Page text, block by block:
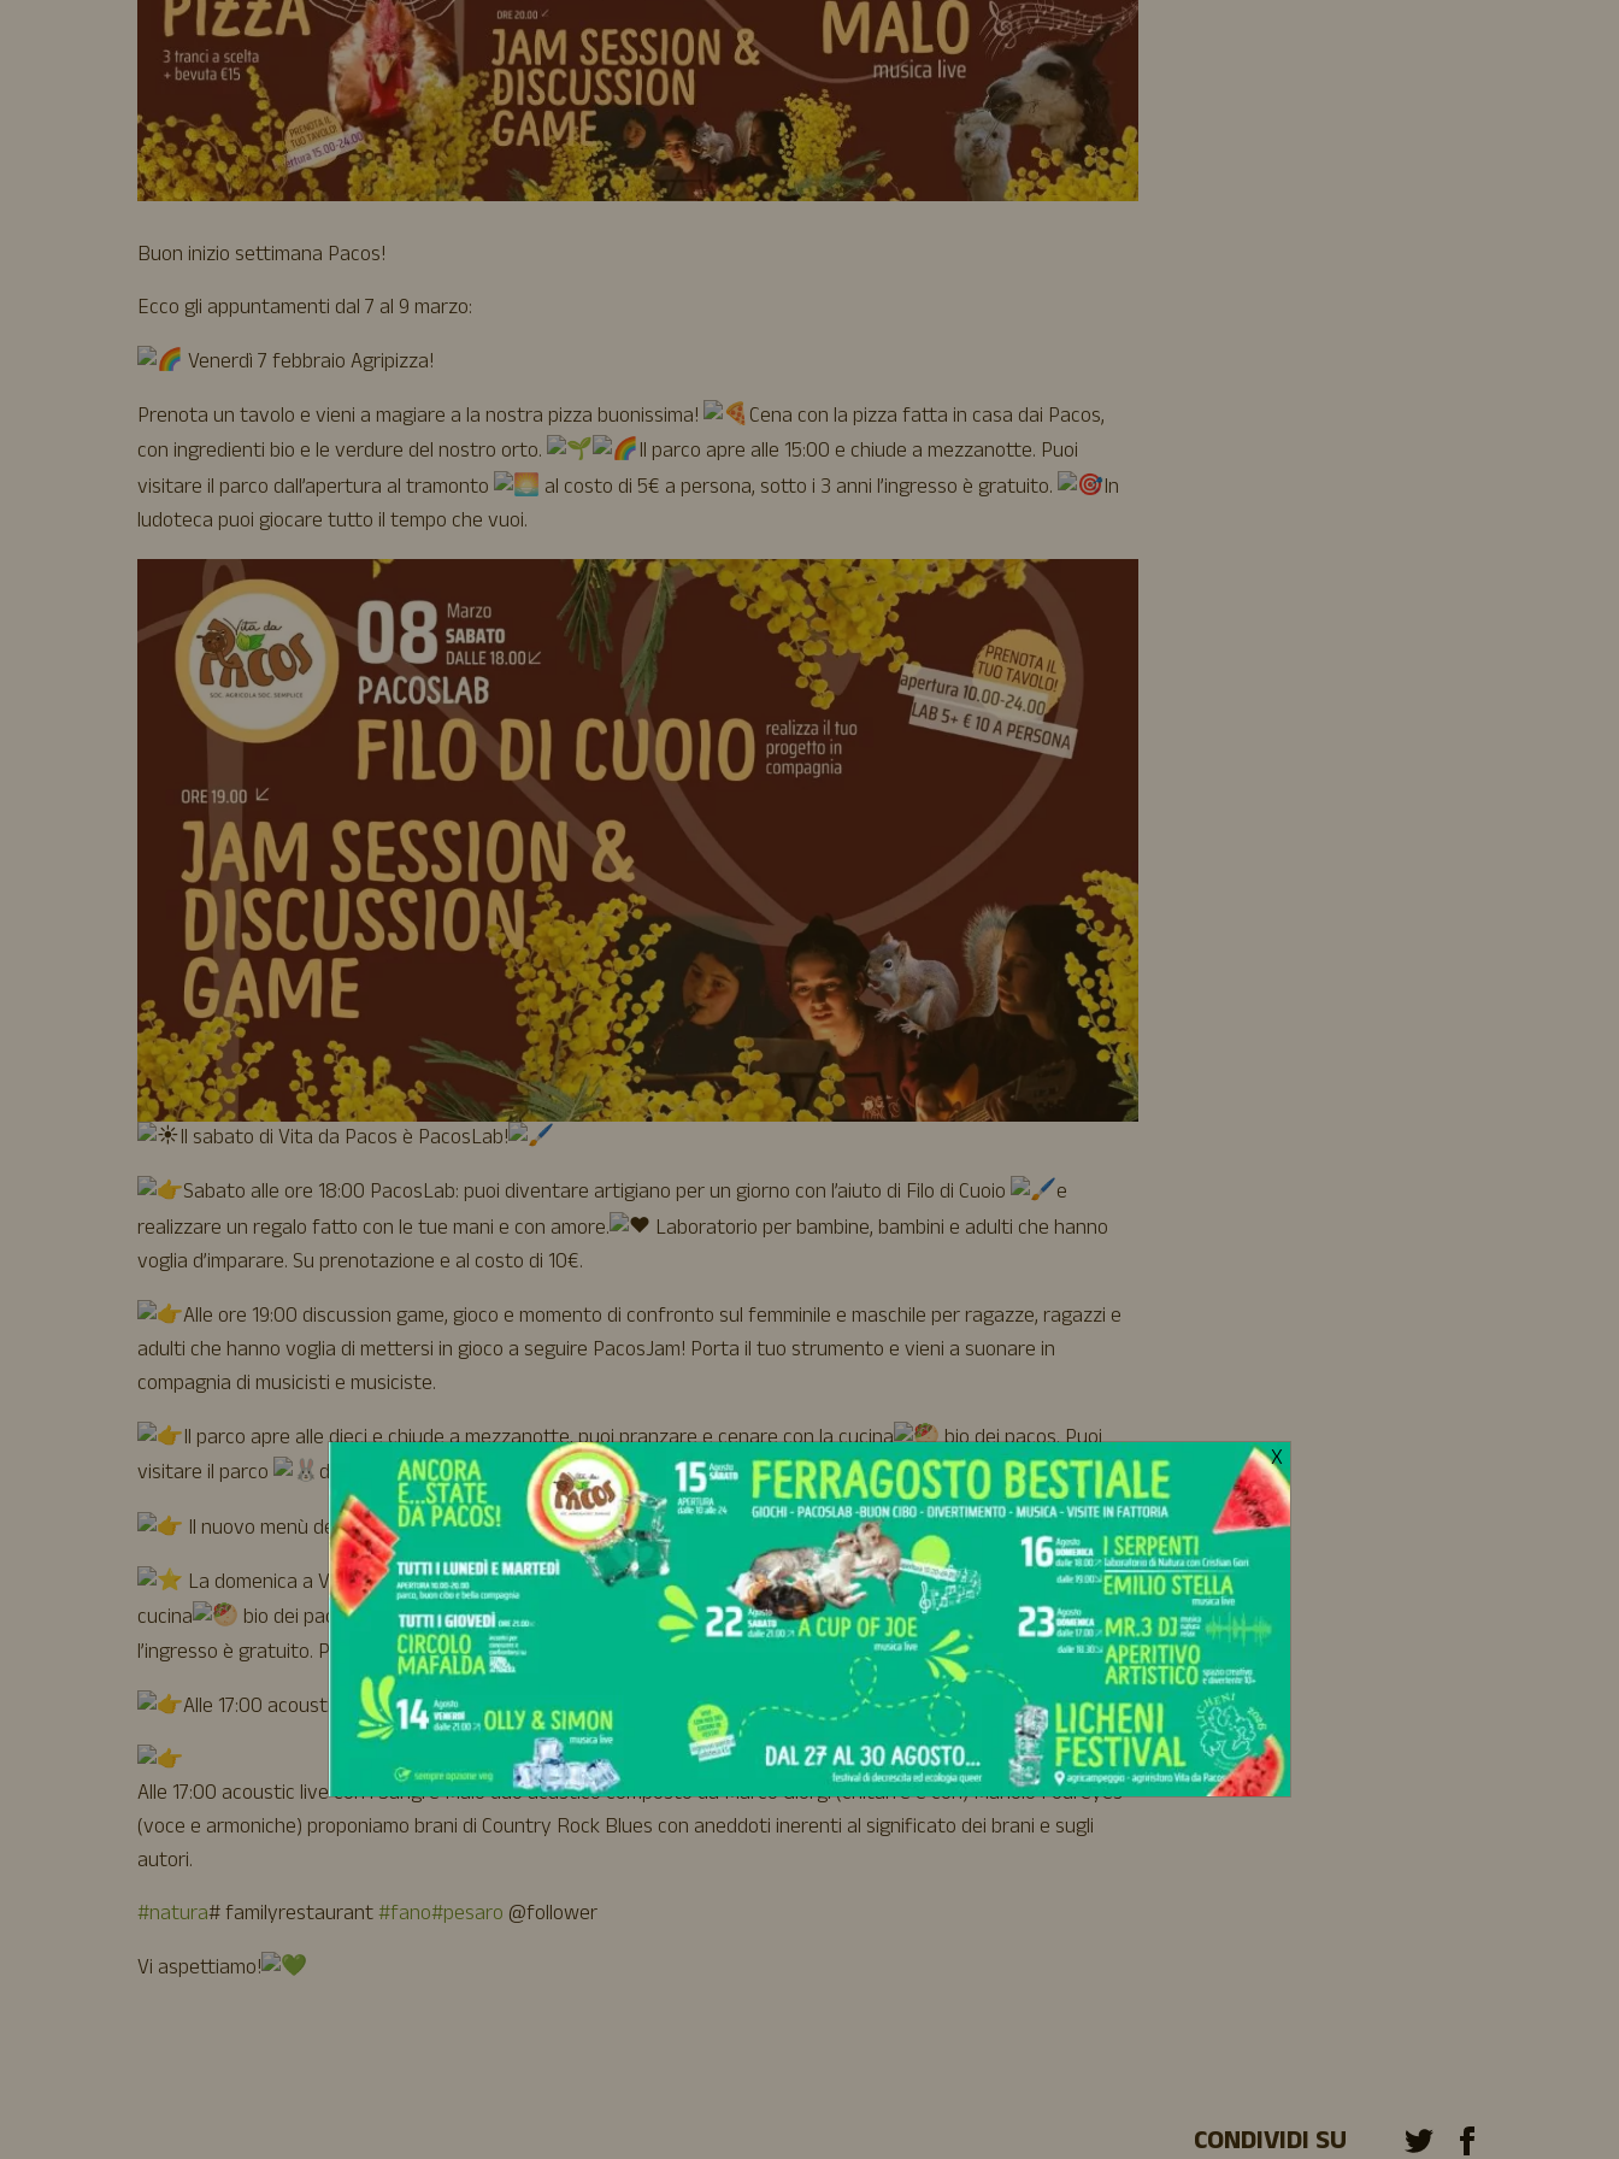
Buon inizio settimana Pacos!
Ecco gli appuntamenti dal 7 al 9 marzo:
Venerdì 7 febbraio Agripizza!
Prenota un tavolo e vieni a magiare a la nostra pizza buonissima!
Cena con la pizza fatta in casa dai Pacos,
con ingredienti bio e le verdure del nostro orto.
Il parco apre alle 15:00 e chiude a mezzanotte. Puoi
visitare il parco dall’apertura al tramonto
al costo di 5€ a persona, sotto i 3 anni l’ingresso è gratuito.
In
ludoteca puoi giocare tutto il tempo che vuoi.
Il sabato di Vita da Pacos è PacosLab!
Sabato alle ore 18:00 PacosLab: puoi diventare artigiano per un giorno con l’aiuto di Filo di Cuoio
e
realizzare un regalo fatto con le tue mani e con amore.
Laboratorio per bambine, bambini e adulti che hanno
voglia d’imparare. Su prenotazione e al costo di 10€.
Alle ore 19:00 discussion game, gioco e momento di confronto sul femminile e maschile per ragazze, ragazzi e
adulti che hanno voglia di mettersi in gioco a seguire PacosJam! Porta il tuo strumento e vieni a suonare in
compagnia di musicisti e musiciste.
Il parco apre alle dieci e chiude a mezzanotte, puoi pranzare e cenare con la cucina
bio dei pacos. Puoi
visitare il parco
dal mattino al tramonto al costo di 5€, sotto i 3 anni l’ingresso è gratuito.
Il nuovo menù dei Pacoshttps://vitadapacos.com/merenderia/
La domenica a Vita da Pacos è bestiale!
Il parco apre alle 10 e chiude alle 20, puoi pranzare con la
cucina
bio dei pacos. Puoi visitare il parco dal mattino al tramonto
al costo di 5€, sotto i 3 anni
l’ingresso è gratuito. Per la sola visita, non è necessaria la prenotazione.
Alle 17:00 acoustic live con i Sangre Malo
Alle 17:00 acoustic live con i Sangre Malo duo acustico composto da Marco Giorgi (chitarre e cori) Manolo Foureyes
(voce e armoniche) proponiamo brani di Country Rock Blues con aneddoti inerenti al significato dei brani e sugli
autori.
#natura# familyrestaurant#fano#pesaro @follower
Vi aspettiamo!
CONDIVIDI SU
X